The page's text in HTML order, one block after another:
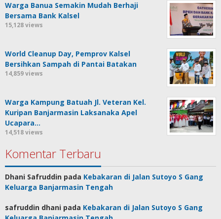
Warga Banua Semakin Mudah Berhaji
Bersama Bank Kalsel
15,128 views
World Cleanup Day, Pemprov Kalsel
Bersihkan Sampah di Pantai Batakan
14,859 views
Warga Kampung Batuah Jl. Veteran Kel.
Kuripan Banjarmasin Laksanaka Apel
Ucapara…
14,518 views
Komentar Terbaru
Dhani Safruddin pada Kebakaran di Jalan Sutoyo S Gang
Keluarga Banjarmasin Tengah
safruddin dhani pada Kebakaran di Jalan Sutoyo S Gang